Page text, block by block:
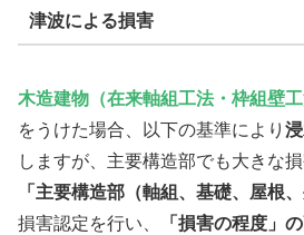
津波による損害
木造建物（在来軸組工法・枠組壁工
をうけた場合、以下の基準により
しますが、主要構造部でも大きな
「主要構造部（軸組、基礎、屋根
損害認定を行い、
「損害の程度」